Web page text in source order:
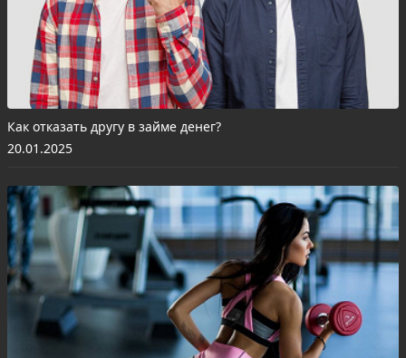
Как отказать другу в займе денег?
20.01.2025